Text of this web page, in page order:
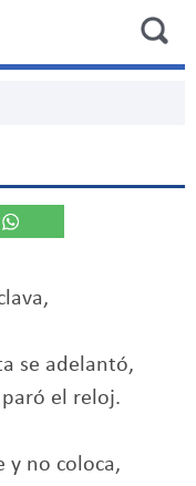
se adelantó,
el reloj.
y no coloca,